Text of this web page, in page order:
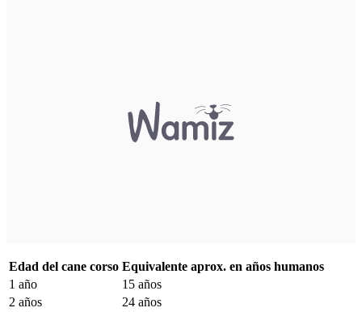
Edad del cane corso Equivalente aprox. en años humanos
1 año
15 años
2 años
24 años